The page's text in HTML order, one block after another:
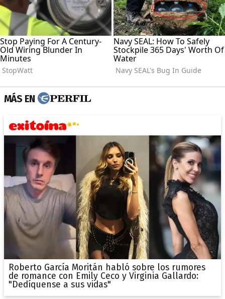
MÁS EN
Roberto García Moritán habló sobre los rumores
de romance con Emily Ceco y Virginia Gallardo:
"Dedíquense a sus vidas"